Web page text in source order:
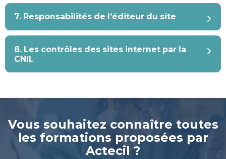
7. Responsabilités de l’éditeur du site
8. Les contrôles des sites internet par la
CNIL
Vous souhaitez connaître toutes
les formations proposées par
Actecil ?